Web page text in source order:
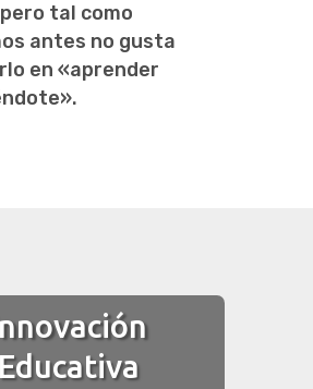
tal como
antes no gusta
en «aprender
Educativa